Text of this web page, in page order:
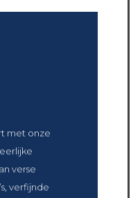
met onze
verse
verfijnde